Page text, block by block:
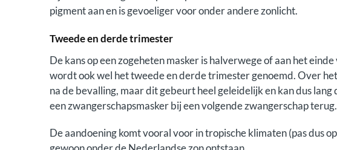
pigment aan en is gevoeliger voor onder andere zonlicht.
Tweede en derde trimester
De kans op een zogeheten masker is halverwege of aan het
wordt ook wel het tweede en derde trimester genoemd. Over
na de bevalling, maar dit gebeurt heel geleidelijk en kan dus
een zwangerschapsmasker bij een volgende zwangerschap
De aandoening komt vooral voor in tropische klimaten (pas dus